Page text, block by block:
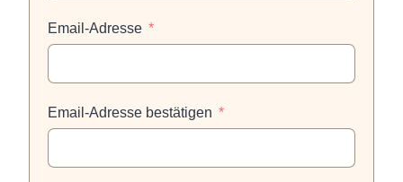
Email-Adresse
Email-Adresse bestätigen